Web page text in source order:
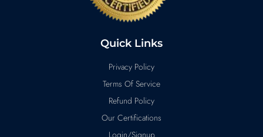
Quick Links
Privacy Policy
Terms Of Service
Refund Policy
Our Certifications
Login/Signup